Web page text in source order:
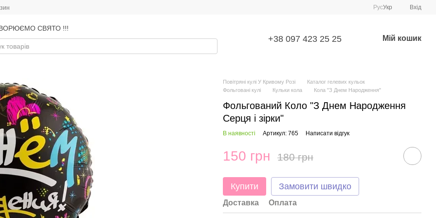
РусУкр Вхід
СВЯТО !!!
+38 097 423 25 25 Мій кошик
Повітряні кулі У Кривому Розі
Каталог гелевих кульок
Фольговані кулі
Кульки кола Кола "З Днем Народження"
Фольгований Коло "З Днем Народження
Серця і зірки"
В наявності Артикул: 765 Написати відгук
150 грн 180 грн
Купити Замовити швидко
Доставка Оплата